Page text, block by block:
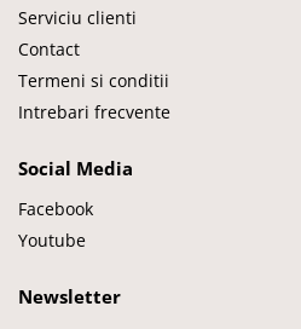
Serviciu clienti
Contact
Termeni si conditii
Intrebari frecvente
Social Media
Facebook
Youtube
Newsletter